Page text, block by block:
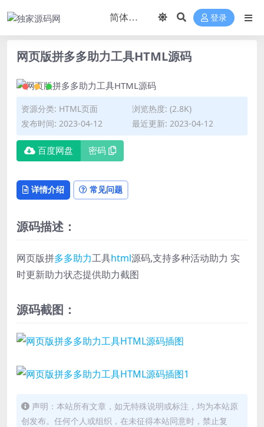
登录
网页版拼多多助力工具HTML源码
资源分类: HTML页面
浏览热度: (2.8K)
发布时间: 2023-04-12
最近更新: 2023-04-12
百度网盘 密码
详情介绍 常见问题
源码描述：
网页版拼多多助力工具html源码,支持多种活动助力 实
时更新助力状态提供助力截图
源码截图：
声明：本站所有文章，如无特殊说明或标注，均为本站原
创发布。任何个人或组织，在未征得本站同意时，禁止复